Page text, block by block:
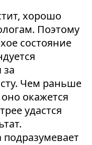
хорошо
Поэтому
состояние
Чем раньше
окажется
удастся